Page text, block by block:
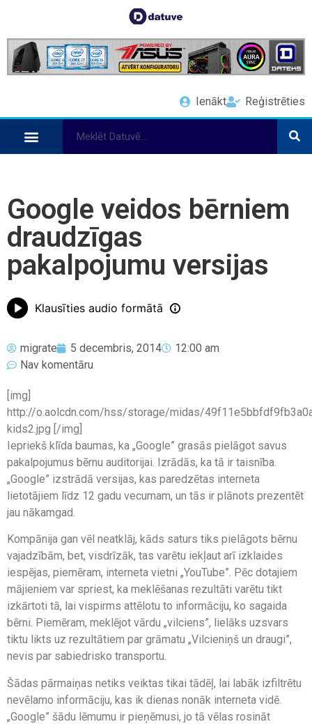
Ienākt Reģistrēties
Google veidos bērniem
draudzīgas
pakalpojumu versijas
Klausīties audio formātā
migrate 5 decembris, 2014
12:00 am
Nav komentāru
[img]
http://o.aolcdn.com/hss/storage/midas/
kids2.jpg [/img]
Iepriekš klīda baumas, ka „Google” grasās pielāgot savus
pakalpojumus bērnu auditorijai. Izrādās, ka tā ir taisnība.
„Google” izstrādā versijas, kas paredzētas interneta
lietotājiem līdz 12 gadu vecumam, un tās ir plānots prezentēt
jau nākamgad.
Kompānija gan vēl neatklāj, kāds saturs tiks pielāgots bērnu
vajadzībām, bet, visdrīzāk, tas varētu iekļaut arī izklaides
iespējas, piemēram, interneta vietni „YouTube”. Pēc dotajiem
mājieniem var spriest, ka meklēšanas rezultāti varētu tikt
izkārtoti tā, lai vispirms attēlotu to informāciju, ko sagaida
bērni. Piemēram, meklējot vārdu „vilciens”, lielāks uzsvars
tiktu likts uz rezultātiem par grāmatu „Vilcieniņš un draugi”,
nevis par sabiedrisko transportu.
Šādas pārmaiņas netiks veiktas tikai tādēļ, lai labāk izfiltrētu
nevēlamo informāciju, kas ik dienas nonāk interneta vidē.
„Google” šādu lēmumu ir pieņēmusi, jo tā vēlas rosināt